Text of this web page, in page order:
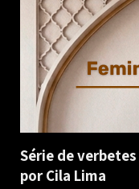
Série de
por Cila Lima